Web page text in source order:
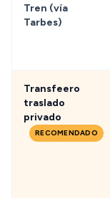
Tren (vía
Tarbes)
Transfeero
traslado
privado
RECOMENDADO